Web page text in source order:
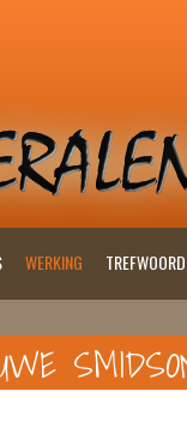
WERKING